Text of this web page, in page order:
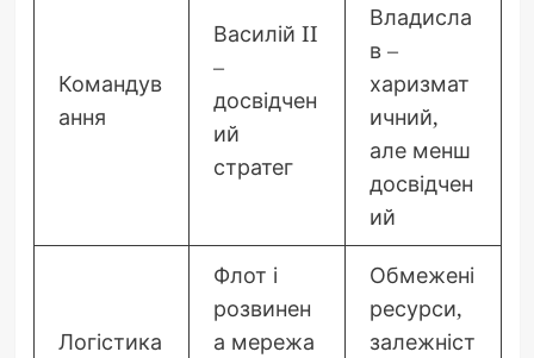
Командув
ання
Василій II
–
досвідчен
ий
стратег
Владисла
в –
харизмат
ичний,
але менш
досвідчен
ий
Логістика
Флот і
розвинен
а мережа
Обмежені
ресурси,
залежніст